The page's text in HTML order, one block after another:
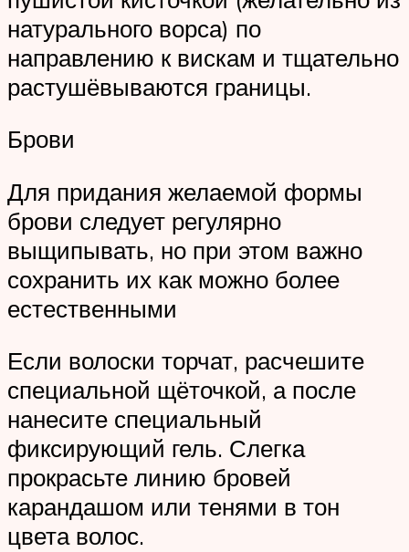
натурального ворса) по
направлению к вискам и тщательно
растушёвываются границы.
Брови
Для придания желаемой формы
брови следует регулярно
выщипывать, но при этом важно
сохранить их как можно более
естественными
Если волоски торчат, расчешите
специальной щёточкой, а после
нанесите специальный
фиксирующий гель. Слегка
прокрасьте линию бровей
карандашом или тенями в тон
цвета волос.